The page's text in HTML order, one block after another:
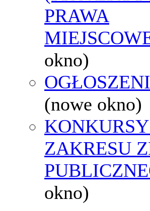
PRAWA
okno)
(nowe okno)
ZAKRESU
okno)